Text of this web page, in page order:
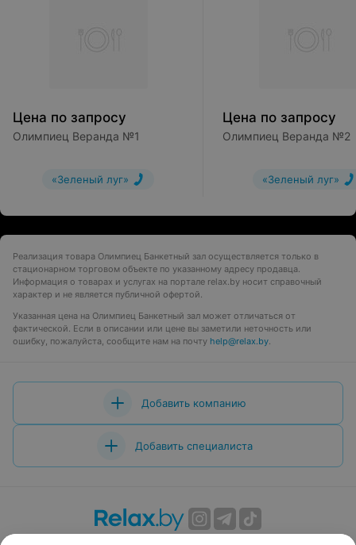
Цена по запросу
Олимпиец Веранда №1
«Зеленый луг»
Цена по запросу
Олимпиец Веранда №2
«Зеленый луг»
Реализация товара Олимпиец Банкетный зал осуществляется только в
стационарном торговом объекте по указанному адресу продавца.
Информация о товарах и услугах на портале relax.by носит справочный
характер и не является публичной офертой.
Указанная цена на Олимпиец Банкетный зал может отличаться от
фактической. Если в описании или цене вы заметили неточность или
ошибку, пожалуйста, сообщите нам на почту help@relax.by.
Добавить компанию
Добавить специалиста